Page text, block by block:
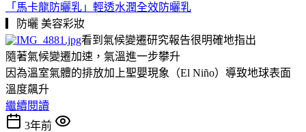
「馬卡龍防曬乳」輕透水潤全效防曬乳
▎防曬 美容彩妝
看到氣候變遷研究報告很明確地指出
隨著氣候變遷加速，氣溫進一步攀升
因為溫室氣體的排放加上聖嬰現象（El Niño）導致地球表面
溫度飆升
繼續閱讀
3年前